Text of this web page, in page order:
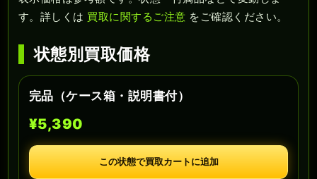
す。詳しくは 買取に関するご注意 をご確認ください。
状態別買取価格
完品（ケース箱・説明書付）
¥5,390
この状態で買取カートに追加